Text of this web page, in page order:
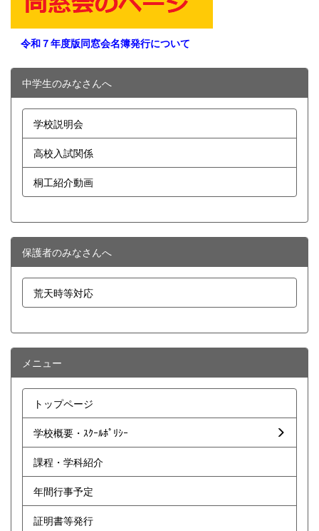
令和７年度版同窓会名簿発行について
中学生のみなさんへ
学校説明会
高校入試関係
桐工紹介動画
保護者のみなさんへ
荒天時等対応
メニュー
トップページ
学校概要・ｽｸｰﾙﾎﾟﾘｼｰ
課程・学科紹介
年間行事予定
証明書等発行